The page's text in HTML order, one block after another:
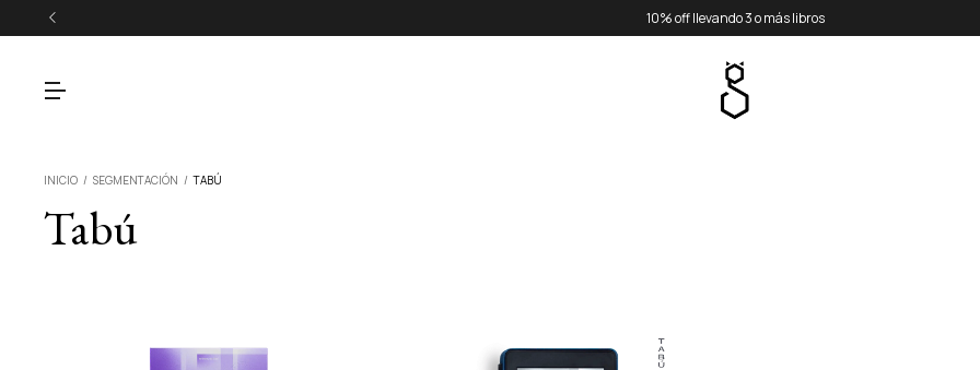
10% off llevando 3 o más libros
INICIO / SEGMENTACIÓN / TABÚ
Tabú